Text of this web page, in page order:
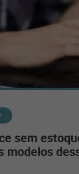
sem
modelos